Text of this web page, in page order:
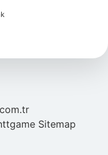
Sitemap